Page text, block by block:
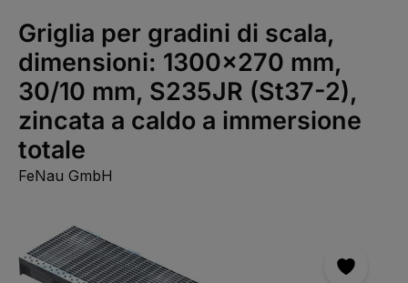
Griglia per gradini di scala,
dimensioni: 1300x270 mm,
30/10 mm, S235JR (St37-2),
zincata a caldo a immersione
totale
FeNau GmbH
Salta la galleria immagini